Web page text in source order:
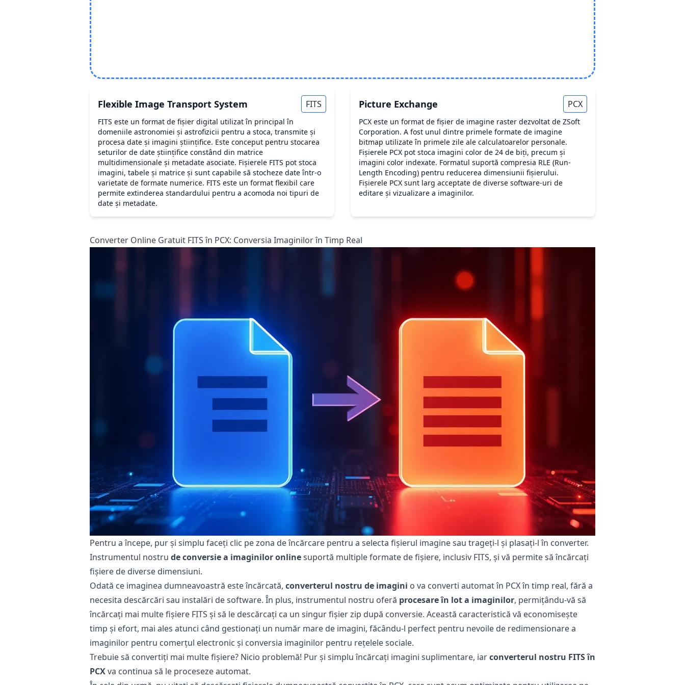
Flexible Image Transport System FITS
FITS este un format de fișier digital utilizat în principal în
domeniile astronomiei și astrofizicii pentru a stoca, transmite și
procesa date și imagini științifice. Este conceput pentru stocarea
seturilor de date științifice constând din matrice
multidimensionale și metadate asociate. Fișierele FITS pot stoca
imagini, tabele și matrice și sunt capabile să stocheze date într-o
varietate de formate numerice. FITS este un format flexibil care
permite extinderea standardului pentru a acomoda noi tipuri de
date și metadate.
Picture Exchange PCX
PCX este un format de fișier de imagine raster dezvoltat de ZSoft
Corporation. A fost unul dintre primele formate de imagine
bitmap utilizate în primele zile ale calculatoarelor personale.
Fișierele PCX pot stoca imagini color de 24 de biți, precum și
imagini color indexate. Formatul suportă compresia RLE (Run-
Length Encoding) pentru reducerea dimensiunii fișierului.
Fișierele PCX sunt larg acceptate de diverse software-uri de
editare și vizualizare a imaginilor.
Converter Online Gratuit FITS în PCX: Conversia Imaginilor în Timp Real
Pentru a începe, pur și simplu faceți clic pe zona de încărcare pentru a selecta fișierul imagine sau trageți-l și plasați-l în converter.
Instrumentul nostru de conversie a imaginilor onlinesuportă multiple formate de fișiere, inclusiv FITS, și vă permite să încărcați
fișiere de diverse dimensiuni.
Odată ce imaginea dumneavoastră este încărcată, converterul nostru de imagini o va converti automat în PCX în timp real, fără a
necesita descărcări sau instalări de software. În plus, instrumentul nostru oferă procesare în lot a imaginilor, permițându-vă să
încărcați mai multe fișiere FITS și să le descărcați ca un singur fișier zip după conversie. Această caracteristică vă economisește
timp și efort, mai ales atunci când gestionați un număr mare de imagini, făcându-l perfect pentru nevoile de redimensionare a
imaginilor pentru comerțul electronic și conversia imaginilor pentru rețelele sociale.
Trebuie să convertiți mai multe fișiere? Nicio problemă! Pur și simplu încărcați imagini suplimentare, iarconverterul nostru FITS în
PCXva continua să le proceseze automat.